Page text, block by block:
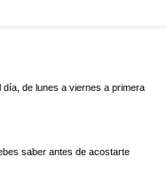
de lunes a viernes a primera
saber antes de acostarte